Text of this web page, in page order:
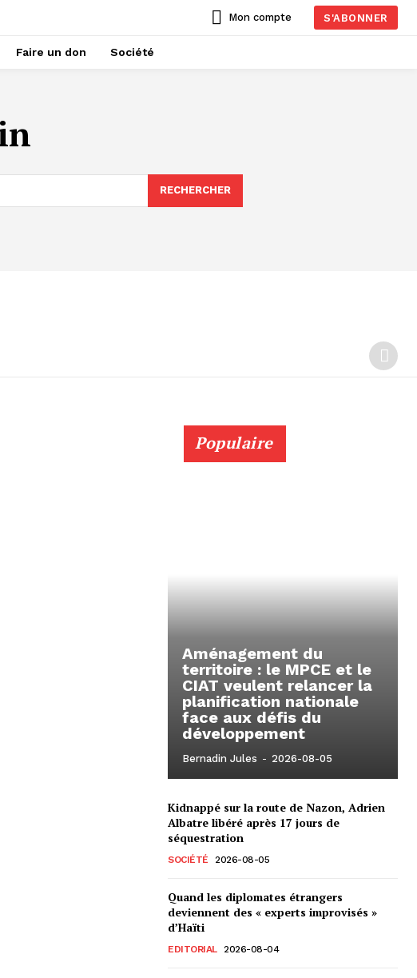
Mon compte S'ABONNER
Faire un don Société
RECHERCHER
Populaire
Aménagement du
territoire : le MPCE et le
CIAT veulent relancer la
planification nationale
face aux défis du
développement
Bernadin Jules - 2026-08-05
Kidnappé sur la route de Nazon, Adrien
Albatre libéré après 17 jours de
séquestration
SOCIÉTÉ 2026-08-05
Quand les diplomates étrangers
deviennent des « experts improvisés »
d’Haïti
EDITORIAL 2026-08-04